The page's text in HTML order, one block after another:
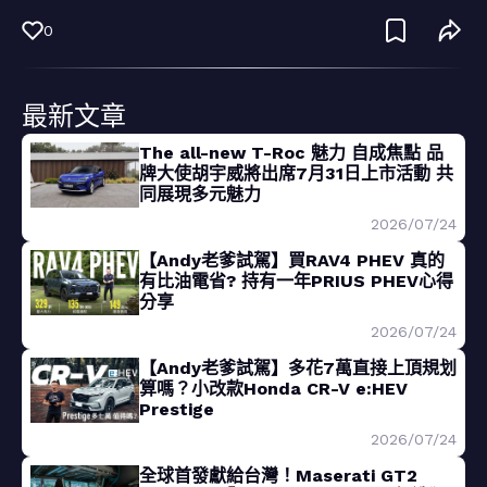
0
最新文章
The all-new T-Roc 魅力 自成焦點 品
牌大使胡宇威將出席7月31日上市活動 共
同展現多元魅力
2026/07/24
【Andy老爹試駕】買RAV4 PHEV 真的
有比油電省? 持有一年PRIUS PHEV心得
分享
2026/07/24
【Andy老爹試駕】多花7萬直接上頂規划
算嗎？小改款Honda CR-V e:HEV
Prestige
2026/07/24
全球首發獻給台灣！Maserati GT2